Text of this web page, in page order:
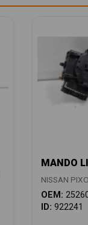
MANDO
NISSAN
OEM:
ID: 922241